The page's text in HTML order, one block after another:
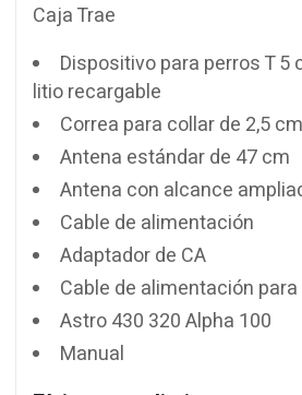
Caja Trae
Dispositivo para perros T 5
litio recargable
Correa para collar de 2,5 cm
Antena estándar de 47 cm
Antena con alcance
Cable de alimentación
Adaptador de CA
Cable de alimentación
Astro 430 320 Alpha 100
Manual